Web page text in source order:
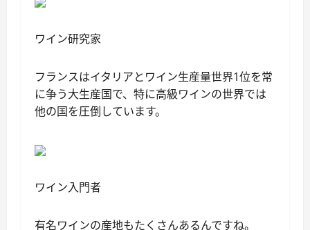
ワイン研究家
フランスはイタリアとワイン生産量世界1位を常
に争う大生産国で、特に高級ワインの世界では
他の国を圧倒しています。
ワイン入門者
有名ワインの産地もたくさんあるんですね。